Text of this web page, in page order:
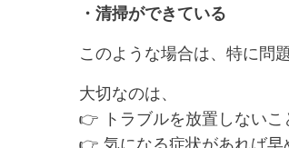
・清掃ができている
このような場合は、特に問
大切なのは、
👉 トラブルを放置しないこ
👉 気になる症状があれば早